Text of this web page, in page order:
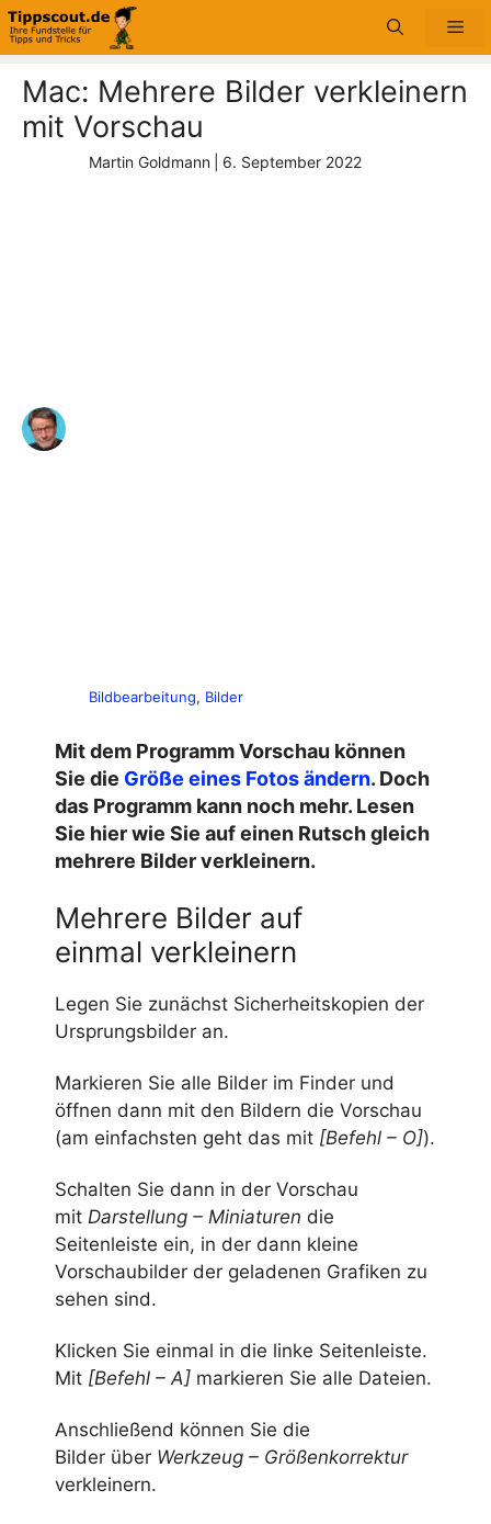
Zum
Inhalt
Mac: Mehrere Bilder verkleinern
mit Vorschau
Martin Goldmann 6. September 2022
Bildbearbeitung, Bilder
Mit dem Programm Vorschau können
Sie die Größe eines Fotos ändern. Doch
das Programm kann noch mehr. Lesen
Sie hier wie Sie auf einen Rutsch gleich
mehrere Bilder verkleinern.
Mehrere Bilder auf
einmal verkleinern
Legen Sie zunächst Sicherheitskopien der
Ursprungsbilder an.
Markieren Sie alle Bilder im Finder und
öffnen dann mit den Bildern die Vorschau
(am einfachsten geht das mit [Befehl – O]).
Schalten Sie dann in der Vorschau
mit Darstellung – Miniaturen die
Seitenleiste ein, in der dann kleine
Vorschaubilder der geladenen Grafiken zu
sehen sind.
Klicken Sie einmal in die linke Seitenleiste.
Mit [Befehl – A] markieren Sie alle Dateien.
Anschließend können Sie die
Bilder über Werkzeug – Größenkorrektur
verkleinern.